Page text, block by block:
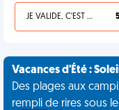
JE VALIDE, C'EST UNE VDM
Vacances d'Été :
Des plages aux
rempli de rires sous